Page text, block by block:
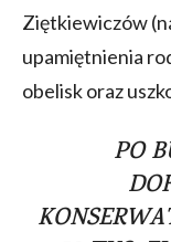
Ziętkiewiczów
upamiętnienia
obelisk oraz
PO